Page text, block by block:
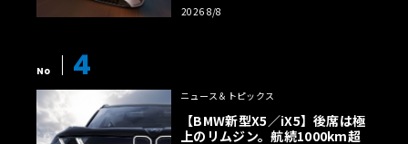
2026 8/8
No 4
ニュース＆トピックス
【BMW新型X5／iX5】後席は極
上のリムジン。航続1000km超